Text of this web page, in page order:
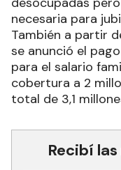
necesaria para
También a partir
se anunció el
para el salario
cobertura a 2
total de 3,1
Recibí